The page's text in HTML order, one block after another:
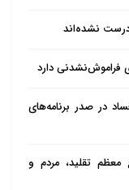
نشده‌اند
فراموش‌نشدنی دارد
در صدر برنامه‌های
معظم تقلید، مردم و